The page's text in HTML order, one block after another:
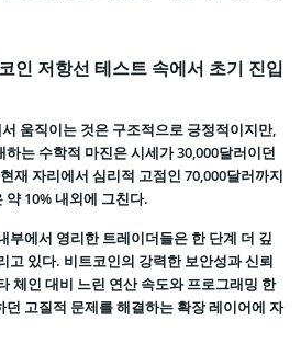
인 저항선 테스트 속에서 초기 진입
움직이는 것은 구조적으로 긍정적이지만,
는 수학적 마진은 시세가 30,000달러이던
재 자리에서 심리적 고점인 70,000달러까지
10% 내외에 그친다.
부에서 영리한 트레이더들은 한 단계 더 깊
고 있다. 비트코인의 강력한 보안성과 신뢰
체인 대비 느린 연산 속도와 프로그래밍 한
고질적 문제를 해결하는 확장 레이어에 자